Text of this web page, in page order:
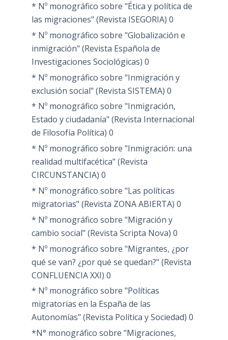
* Nº monográfico sobre "Ética y política de
las migraciones" (Revista ISEGORIA) 0
* Nº monográfico sobre "Globalización e
inmigración" (Revista Española de
Investigaciones Sociológicas) 0
* Nº monográfico sobre "Inmigración y
exclusión social" (Revista SISTEMA) 0
* Nº monográfico sobre "Inmigración,
Estado y ciudadanía" (Revista Internacional
de Filosofía Política) 0
* Nº monográfico sobre "Inmigración: una
realidad multifacética" (Revista
CIRCUNSTANCIA) 0
* Nº monográfico sobre "Las políticas
migratorias" (Revista ZONA ABIERTA) 0
* Nº monográfico sobre "Migración y
cambio social" (Revista Scripta Nova) 0
* Nº monográfico sobre "Migrantes, ¿por
qué se van? ¿por qué se quedan?" (Revista
CONFLUENCIA XXI) 0
* Nº monográfico sobre "Políticas
migratorias en la España de las
Autonomías" (Revista Política y Sociedad) 0
*N° monográfico sobre "Migraciones,